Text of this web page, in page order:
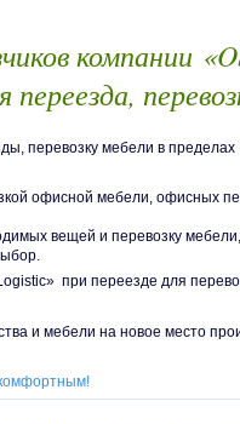
компании
перевозку мебели в
офисной мебели, офисных
вещей и перевозку
при переезде для
и мебели на новое место